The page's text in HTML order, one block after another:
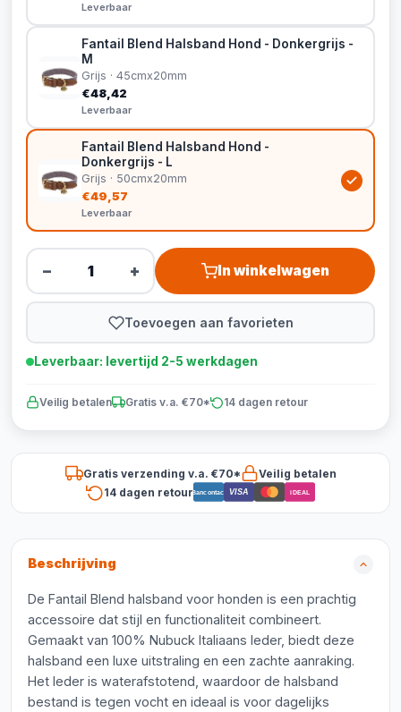
Leverbaar
Fantail Blend Halsband Hond - Donkergrijs -
M
Grijs · 45cmx20mm
€48,42
Leverbaar
Fantail Blend Halsband Hond -
Donkergrijs - L
Grijs · 50cmx20mm
€49,57
Leverbaar
− + In winkelwagen
Toevoegen aan favorieten
Leverbaar: levertijd 2-5 werkdagen
Veilig betalen Gratis v.a. €70* 14 dagen retour
Gratis verzending v.a. €70*
Veilig betalen
14 dagen retourBancontact VISA iDEAL
Beschrijving
De Fantail Blend halsband voor honden is een prachtig
accessoire dat stijl en functionaliteit combineert.
Gemaakt van 100% Nubuck Italiaans leder, biedt deze
halsband een luxe uitstraling en een zachte aanraking.
Het leder is waterafstotend, waardoor de halsband
bestand is tegen vocht en ideaal is voor dagelijks